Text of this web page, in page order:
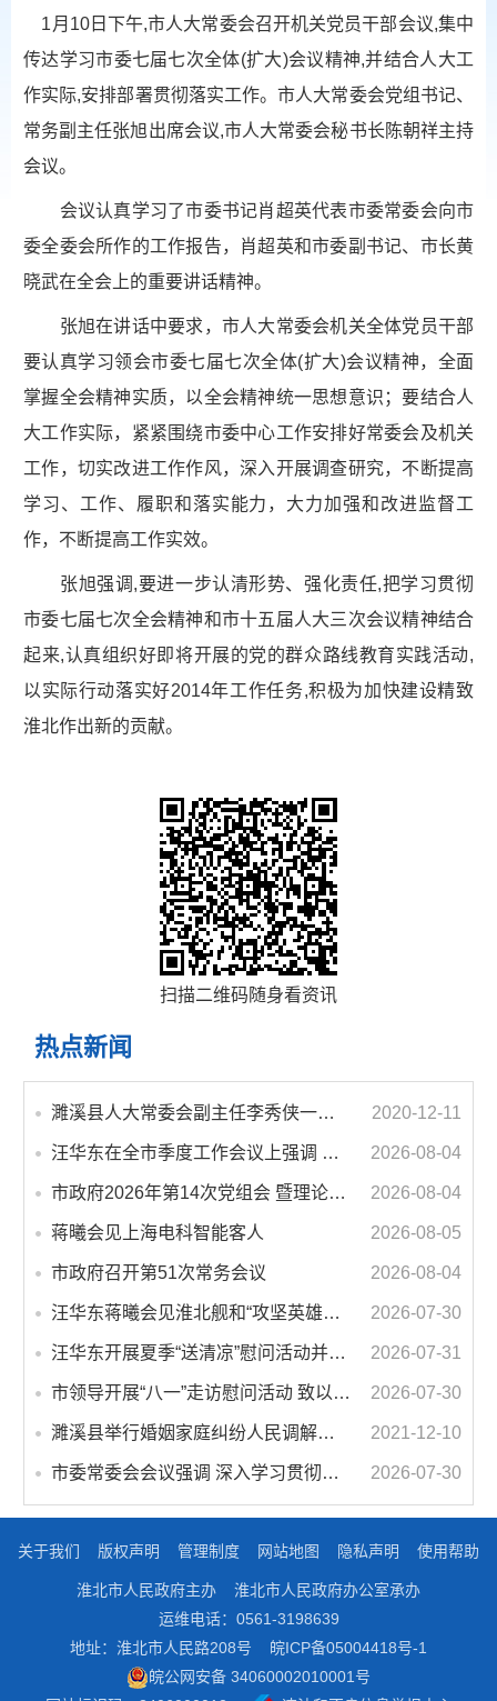
1月10日下午,市人大常委会召开机关党员干部会议,集中
传达学习市委七届七次全体(扩大)会议精神,并结合人大工
作实际,安排部署贯彻落实工作。市人大常委会党组书记、
常务副主任张旭出席会议,市人大常委会秘书长陈朝祥主持
会议。
会议认真学习了市委书记肖超英代表市委常委会向市
委全委会所作的工作报告，肖超英和市委副书记、市长黄
晓武在全会上的重要讲话精神。
张旭在讲话中要求，市人大常委会机关全体党员干部
要认真学习领会市委七届七次全体(扩大)会议精神，全面
掌握全会精神实质，以全会精神统一思想意识；要结合人
大工作实际，紧紧围绕市委中心工作安排好常委会及机关
工作，切实改进工作作风，深入开展调查研究，不断提高
学习、工作、履职和落实能力，大力加强和改进监督工
作，不断提高工作实效。
张旭强调,要进一步认清形势、强化责任,把学习贯彻
市委七届七次全会精神和市十五届人大三次会议精神结合
起来,认真组织好即将开展的党的群众路线教育实践活动,
以实际行动落实好2014年工作任务,积极为加快建设精致
淮北作出新的贡献。
扫描二维码随身看资讯
热点新闻
濉溪县人大常委会副主任李秀侠一行调研城乡客运一体化和治超工作 2020-12-11
汪华东在全市季度工作会议上强调 锚定打好“三仗”任务和年度预期目标不动摇 在全市上下掀起比学赶超争先进位的攻坚热潮 2026-08-04
市政府2026年第14次党组会 暨理论学习中心组学习会议召开 蒋曦主持会议并讲话 2026-08-04
蒋曦会见上海电科智能客人 2026-08-05
市政府召开第51次常务会议 2026-08-04
汪华东蒋曦会见淮北舰和“攻坚英雄连”官兵代表 2026-07-30
汪华东开展夏季“送清凉”慰问活动并调研专门教育工作 落实落细防暑降温措施 用心用情关爱一线职工 2026-07-31
市领导开展“八一”走访慰问活动 致以节日问候 畅叙鱼水深情 2026-07-30
濉溪县举行婚姻家庭纠纷人民调解委员会暨调解志愿者服务团成立仪式 2021-12-10
市委常委会会议强调 深入学习贯彻习近平总书记重要讲话指示精神 高质量推进城市更新 不断提升本质安全水平 汪华东主持会议 2026-07-30
关于我们 版权声明 管理制度 网站地图 隐私声明 使用帮助
淮北市人民政府主办
淮北市人民政府办公室承办
运维电话：0561-3198639
地址：淮北市人民路208号
皖ICP备05004418号-1
皖公网安备 34060002010001号